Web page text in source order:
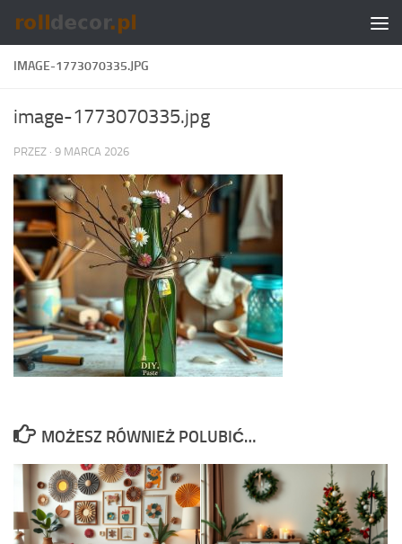
Skip to content
IMAGE-1773070335.JPG
image-1773070335.jpg
PRZEZ · 9 MARCA 2026
MOŻESZ RÓWNIEŻ POLUBIĆ…